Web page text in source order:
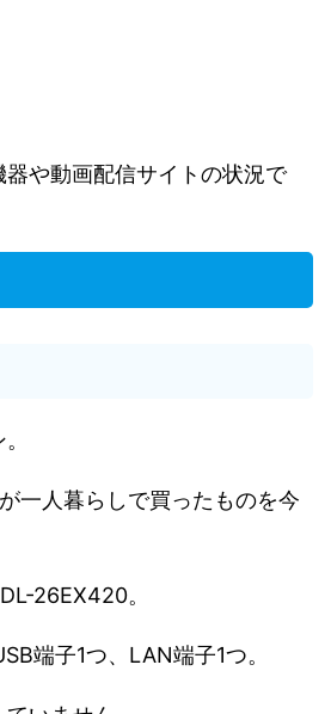
器や動画配信サイトの状況で
一人暮らしで買ったものを今
26EX420。
端子1つ、LAN端子1つ。